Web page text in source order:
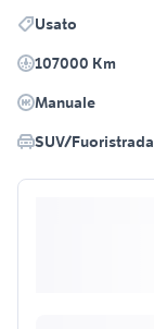
Usato
107000 Km
Manuale
SUV/Fuoristrada